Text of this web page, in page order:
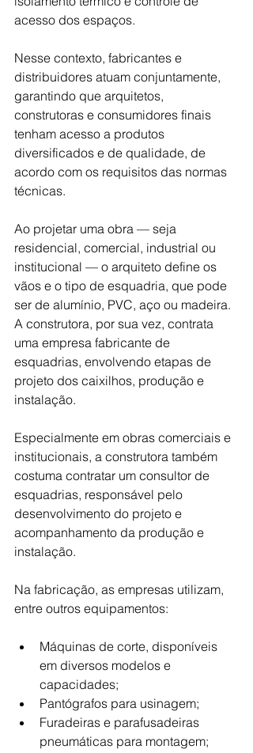
acesso dos espaços.
Nesse contexto, fabricantes e
distribuidores atuam conjuntamente,
garantindo que arquitetos,
construtoras e consumidores finais
tenham acesso a produtos
diversificados e de qualidade, de
acordo com os requisitos das normas
técnicas.
Ao projetar uma obra — seja
residencial, comercial, industrial ou
institucional — o arquiteto define os
vãos e o tipo de esquadria, que pode
ser de alumínio, PVC, aço ou madeira.
A construtora, por sua vez, contrata
uma empresa fabricante de
esquadrias, envolvendo etapas de
projeto dos caixilhos, produção e
instalação.
Especialmente em obras comerciais e
institucionais, a construtora também
costuma contratar um consultor de
esquadrias, responsável pelo
desenvolvimento do projeto e
acompanhamento da produção e
instalação.
Na fabricação, as empresas utilizam,
entre outros equipamentos:
Máquinas de corte, disponíveis
em diversos modelos e
capacidades;
Pantógrafos para usinagem;
Furadeiras e parafusadeiras
pneumáticas para montagem;